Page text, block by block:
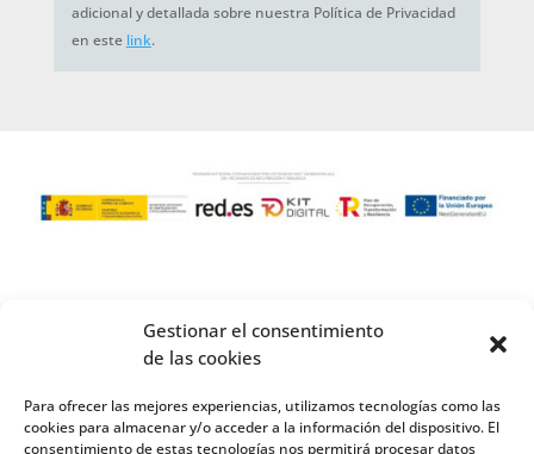
Gestionar el consentimiento
de las cookies
Para ofrecer las mejores experiencias, utilizamos tecnologías como las
cookies para almacenar y/o acceder a la información del dispositivo. El
consentimiento de estas tecnologías nos permitirá procesar datos
adicional y detallada sobre nuestra Política de Privacidad
en este link.